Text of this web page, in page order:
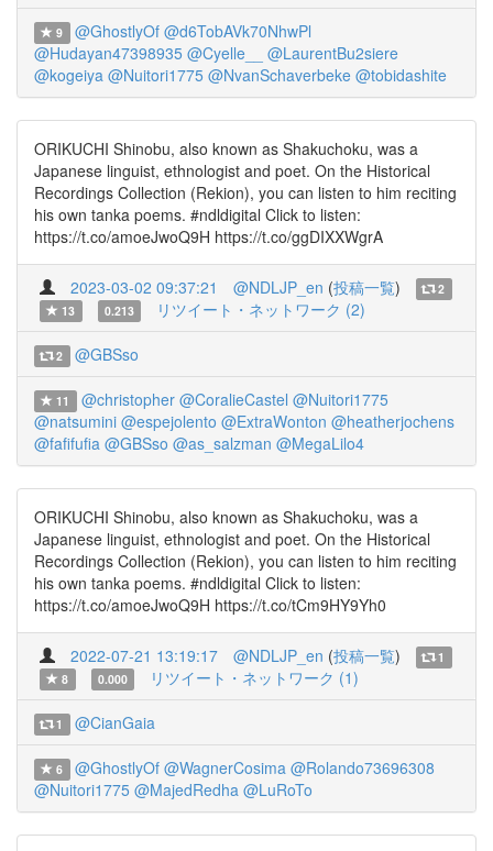
9 @GhostlyOf @d6TobAVk70NhwPl
@Hudayan47398935 @Cyelle__
@LaurentBu2siere
@kogeiya @Nuitori1775 @NvanSchaverbeke @tobidashite
ORIKUCHI Shinobu, also known as Shakuchoku, was a
Japanese linguist, ethnologist and poet. On the Historical
Recordings Collection (Rekion), you can listen to him reciting
his own tanka poems. #ndldigital Click to listen:
https://t.co/amoeJwoQ9H https://t.co/ggDIXXWgrA
2023-03-02 09:37:21 @NDLJP_en (投稿一覧)
2
13
0.213 リツイート・ネットワーク (2)
2 @GBSso
11 @christopher @CoralieCastel @Nuitori1775
@natsumini @espejolento @ExtraWonton @heatherjochens
@fafifufia @GBSso @as_salzman @MegaLilo4
ORIKUCHI Shinobu, also known as Shakuchoku, was a
Japanese linguist, ethnologist and poet. On the Historical
Recordings Collection (Rekion), you can listen to him reciting
his own tanka poems. #ndldigital Click to listen:
https://t.co/amoeJwoQ9H https://t.co/tCm9HY9Yh0
2022-07-21 13:19:17 @NDLJP_en (投稿一覧)
1
8
0.000 リツイート・ネットワーク (1)
1 @CianGaia
6 @GhostlyOf @WagnerCosima @Rolando73696308
@Nuitori1775 @MajedRedha @LuRoTo